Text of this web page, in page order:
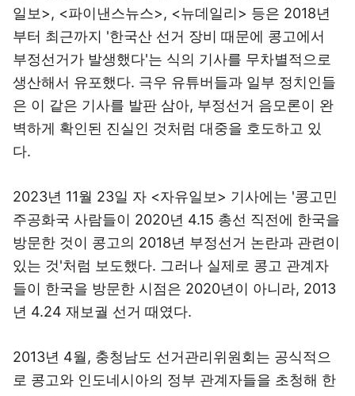
일보>, <파이낸스뉴스>, <뉴데일리> 등은 2018년
부터 최근까지 '한국산 선거 장비 때문에 콩고에서
부정선거가 발생했다'는 식의 기사를 무차별적으로
생산해서 유포했다. 극우 유튜버들과 일부 정치인들
은 이 같은 기사를 발판 삼아, 부정선거 음모론이 완
벽하게 확인된 진실인 것처럼 대중을 호도하고 있
다.
2023년 11월 23일 자 <자유일보> 기사에는 '콩고민
주공화국 사람들이 2020년 4.15 총선 직전에 한국을
방문한 것이 콩고의 2018년 부정선거 논란과 관련이
있는 것'처럼 보도했다. 그러나 실제로 콩고 관계자
들이 한국을 방문한 시점은 2020년이 아니라, 2013
년 4.24 재보궐 선거 때였다.
2013년 4월, 충청남도 선거관리위원회는 공식적으
로 콩고와 인도네시아의 정부 관계자들을 초청해 한